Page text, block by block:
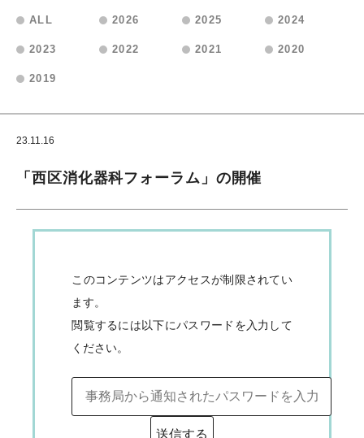
ALL 2026 2025 2024
2023 2022 2021 2020
2019
23.11.16
「西区消化器科フォーラム」の開催
このコンテンツはアクセスが制限されてい
ます。
閲覧するには以下にパスワードを入力して
ください。